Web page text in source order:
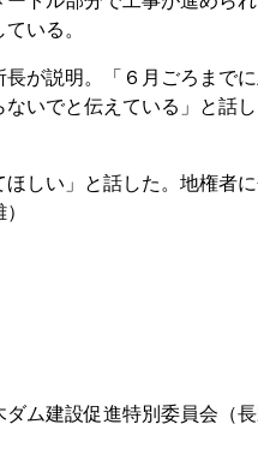
いる。
が説明。「６月ごろまで
いでと伝えている」と話
しい」と話した。地権者
ム建設促進特別委員会（